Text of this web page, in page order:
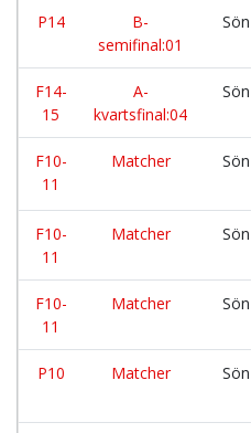
P14
B-
semifinal:01
Sön
F14-
15
A-
kvartsfinal:04
Sön
F10-
11
Matcher Sön
F10-
11
Matcher Sön
F10-
11
Matcher Sön
P10 Matcher Sön